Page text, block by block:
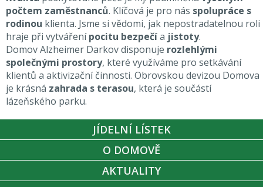
počtem zaměstnanců. Klíčová je pro nás spolupráce s
rodinou klienta. Jsme si vědomi, jak nepostradatelnou roli
hraje při vytvářenípocitu bezpečía jistoty.
Domov Alzheimer Darkov disponuje rozlehlými
společnými prostory, které využíváme pro setkávání
klientů a aktivizační činnosti. Obrovskou devizou Domova
je krásná zahrada s terasou, která je součástí
lázeňského parku.
JÍDELNÍ LÍSTEK
O DOMOVĚ
AKTUALITY